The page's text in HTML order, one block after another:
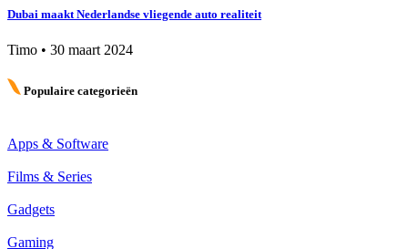
Dubai maakt Nederlandse vliegende auto realiteit
Timo • 30 maart 2024
Populaire categorieën
Apps & Software
Films & Series
Gadgets
Gaming